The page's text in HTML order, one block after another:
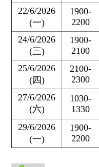
22/6/2026
(一)
1900-
2200
24/6/2026
(三)
1900-
2100
25/6/2026
(四)
2100-
2300
27/6/2026
(六)
1030-
1330
29/6/2026
(一)
1900-
2200